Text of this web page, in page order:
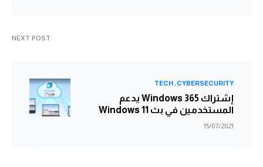
NEXT POST
CYBERSECURITY
TECH
إشتراك Windows 365 يدعم
المستخدمين في بث Windows 11
15/07/2021